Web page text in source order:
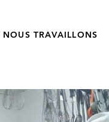
NOUS TRAVAILLONS